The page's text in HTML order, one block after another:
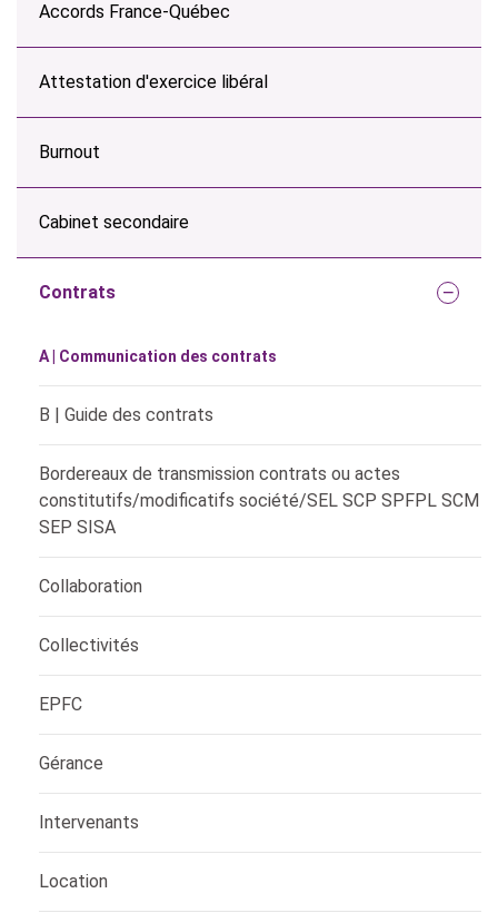
Accords France-Québec
Attestation d'exercice libéral
Burnout
Cabinet secondaire
Contrats
A | Communication des contrats
B | Guide des contrats
Bordereaux de transmission contrats ou actes
constitutifs/modificatifs société/SEL SCP SPFPL SCM
SEP SISA
Collaboration
Collectivités
EPFC
Gérance
Intervenants
Location